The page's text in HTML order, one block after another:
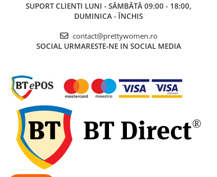
SUPORT CLIENTI LUNI - SÂMBĂTĂ 09:00 - 18:00,
DUMINICA - ÎNCHIS
contact@prettywomen.ro
SOCIAL URMARESTE-NE IN SOCIAL MEDIA